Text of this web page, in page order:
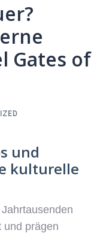
Gates of
und
kulturelle
und prägen